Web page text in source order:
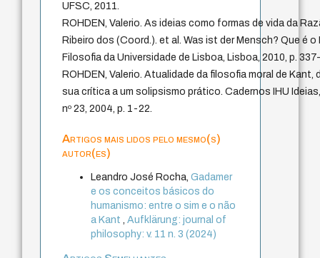
UFSC, 2011.
ROHDEN, Valerio. As ideias como formas de vida da
Ribeiro dos (Coord.). et al. Was ist der Mensch? Que é
Filosofia da Universidade de Lisboa, Lisboa, 2010, p.
ROHDEN, Valerio. Atualidade da filosofia moral de Kant,
sua crítica a um solipsismo prático. Cadernos IHU
nº 23, 2004, p. 1-22.
Artigos mais lidos pelo mesmo(s)
autor(es)
Leandro José Rocha,Gadamer
e os conceitos básicos do
humanismo: entre o sim e o não
a Kant,Aufklärung: journal of
philosophy: v. 11 n. 3 (2024)